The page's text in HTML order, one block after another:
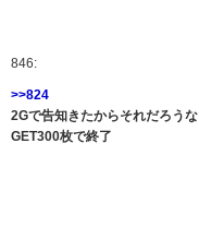
846:
>>824
2Gで告知きたからそれだろうな
GET300枚で終了